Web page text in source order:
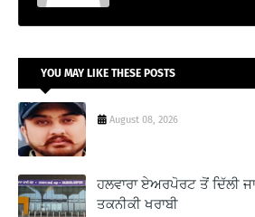
YOU MAY LIKE THESE POSTS
August 08, 2026
ਹਲਵਾਰਾ ਏਅਰਪੋਰਟ ਤੋਂ ਦਿੱਲੀ
ਤਕਨੀਕੀ ਖਰਾਬੀ